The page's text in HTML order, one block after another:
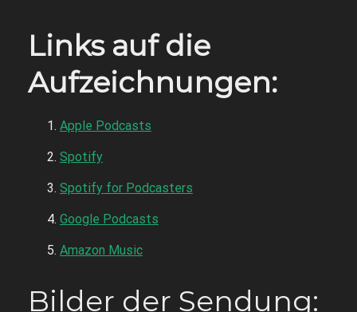
Links auf die
Aufzeichnungen:
Apple Podcasts
Spotify
Spotify for Podcasters
Google Podcasts
Amazon Music
Bilder der Sendung: